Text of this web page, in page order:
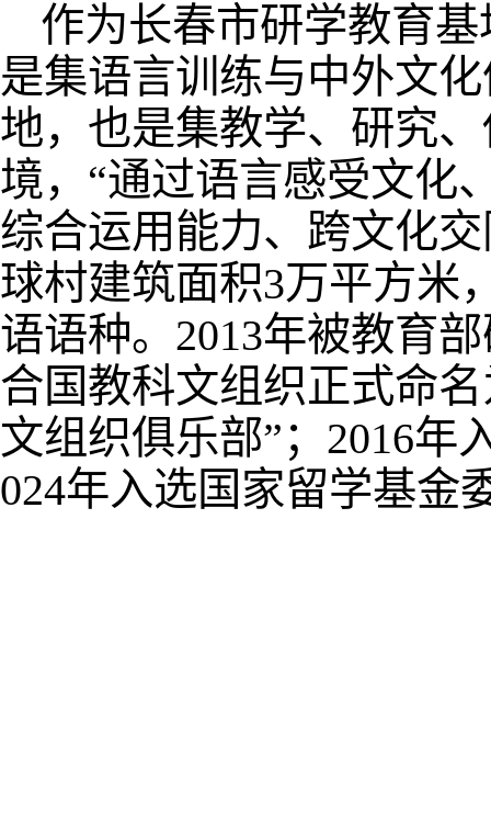
作为长春市研学教育
是集语言训练与中外文
地，也是集教学、研究
境，“通过语言感受文化
综合运用能力、跨文化
球村建筑面积3万平方米
语语种。2013年被教育
合国教科文组织正式命
文组织俱乐部”；2016年
024年入选国家留学基金